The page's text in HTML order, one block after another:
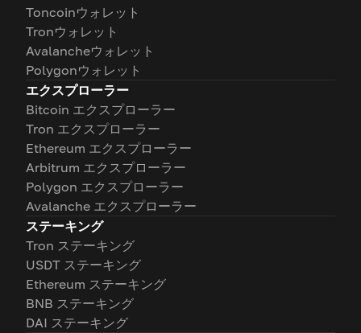
Toncoinウォレット
Tronウォレット
Avalancheウォレット
Polygonウォレット
エクスプローラー
Bitcoin エクスプローラー
Tron エクスプローラー
Ethereum エクスプローラー
Arbitrum エクスプローラー
Polygon エクスプローラー
Avalanche エクスプローラー
ステーキング
Tron ステーキング
USDT ステーキング
Ethereum ステーキング
BNB ステーキング
DAI ステーキング